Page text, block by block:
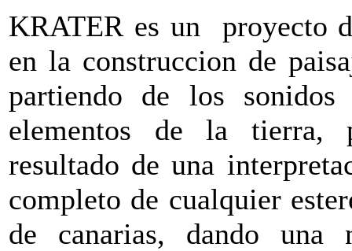
KRATER es un proyecto
en la construccion de
partiendo de los
elementos de la tierra,
resultado de una
completo de cualquier
de canarias, dando una